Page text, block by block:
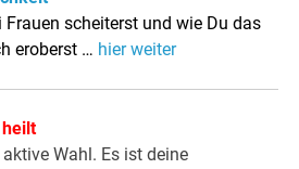
scheiterst und wie Du das
eroberst … hier weiter
Wahl. Es ist deine